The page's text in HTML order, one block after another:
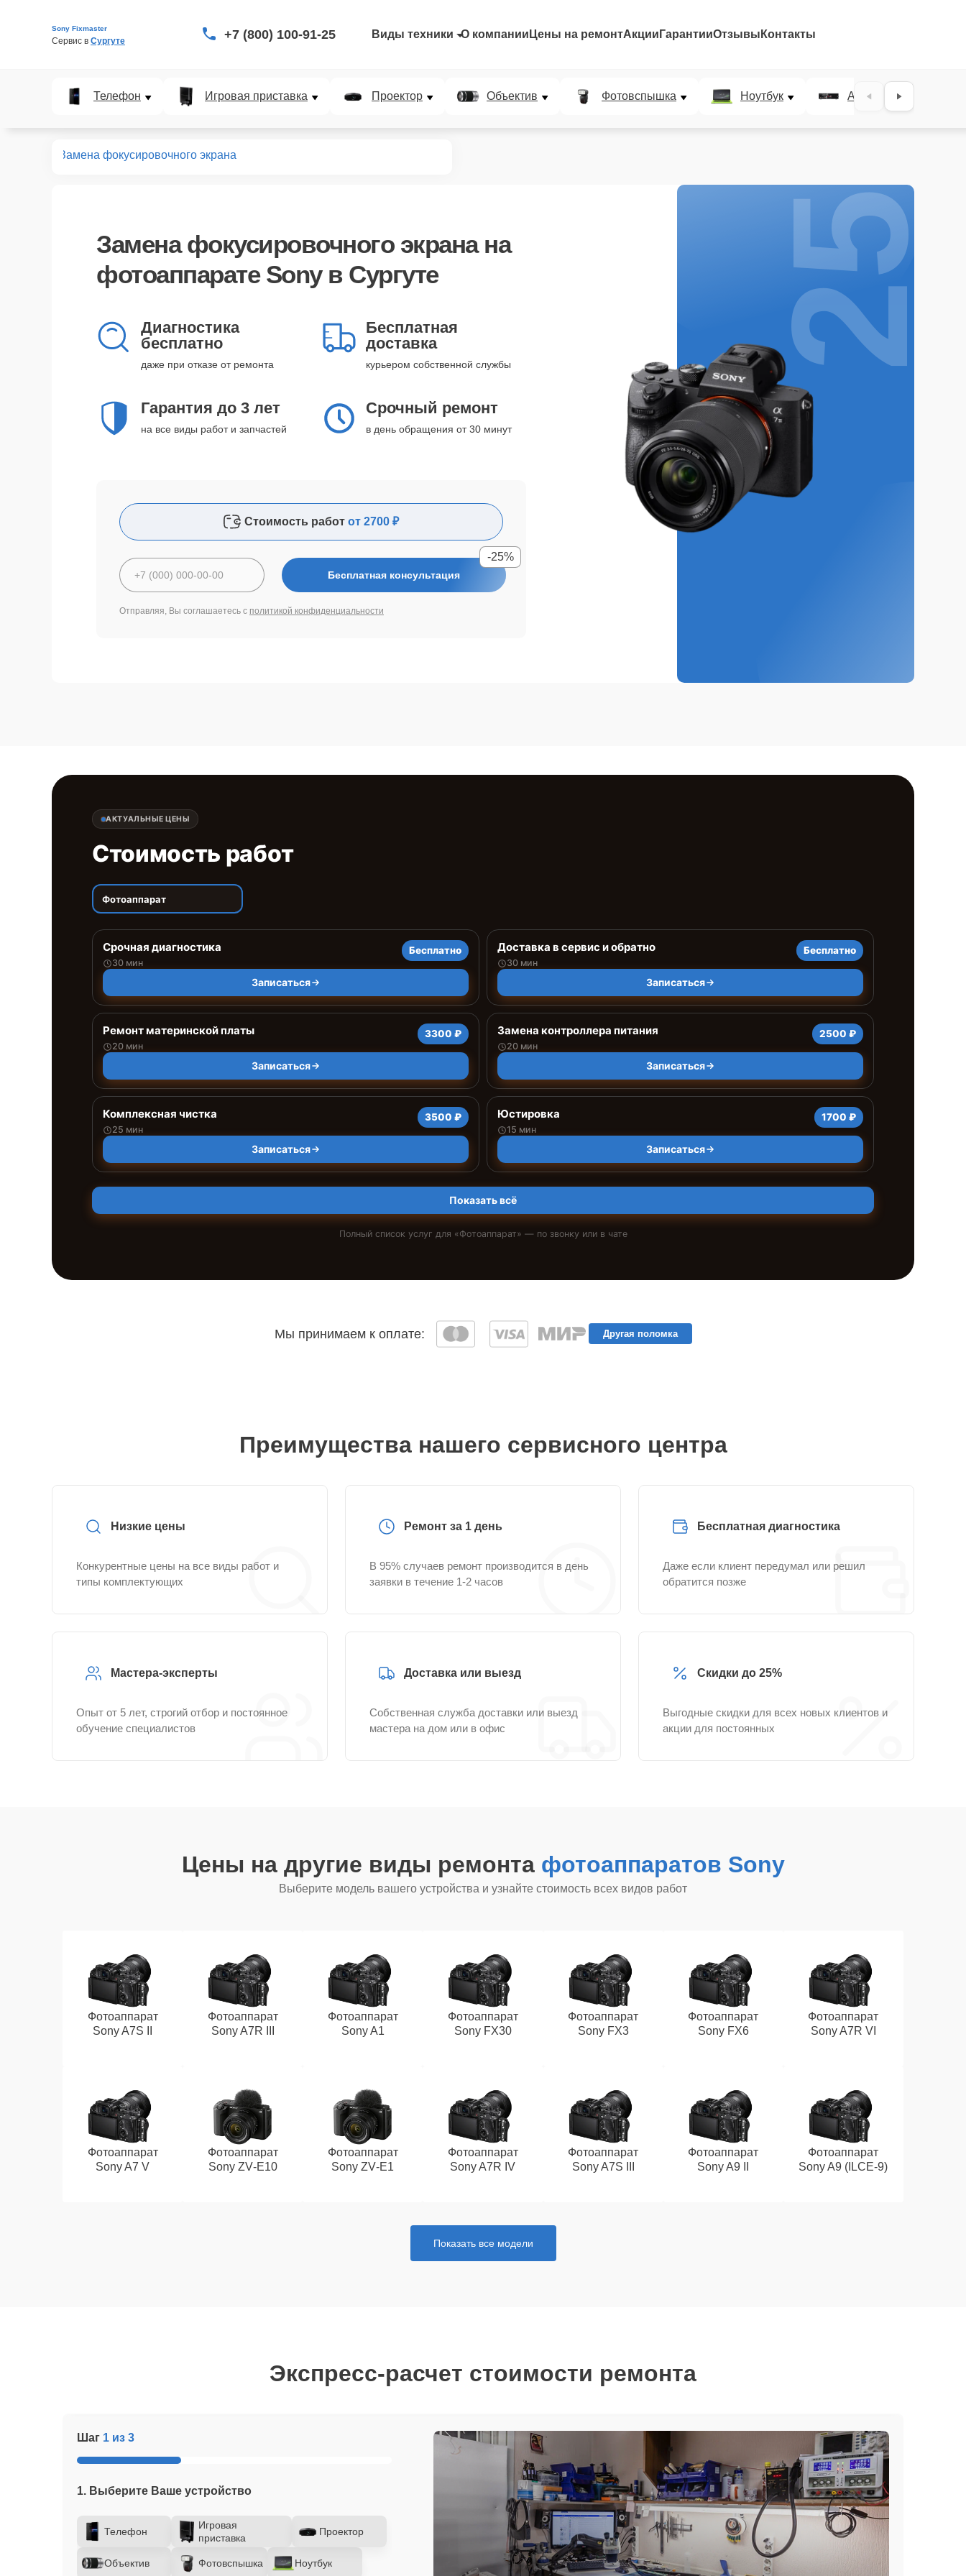
Sony Fixmaster
Сервис в Сургуте +7 (800) 100-91-25 Виды техники О компании Цены на ремонтАкции ГарантииОтзывы Контакты
Телефон Игровая приставка Проектор Объектив Фотовспышка Ноутбук AV-ресивер
Замена фокусировочного экрана
Замена фокусировочного экранана
фотоаппарате Sony в Сургуте
Диагностика
бесплатно
даже при отказе от ремонта
Бесплатная
доставка
курьером собственной службы
Гарантия до 3 лет
на все виды работ и запчастей
Срочный ремонт
в день обращения от 30 минут
Стоимость работ от 2700 ₽
Бесплатная консультация
-25%
Отправляя, Вы соглашаетесь с политикой конфиденциальности
25%
АКТУАЛЬНЫЕ ЦЕНЫ
Стоимость работ
Фотоаппарат
Срочная диагностика
30 мин
Бесплатно
Записаться
Доставка в сервис и обратно
30 мин
Бесплатно
Записаться
Ремонт материнской платы
20 мин
3300 ₽
Записаться
Замена контроллера питания
20 мин
2500 ₽
Записаться
Комплексная чистка
25 мин
3500 ₽
Записаться
Юстировка
15 мин
1700 ₽
Записаться
Показать всё
Полный список услуг для «Фотоаппарат» — по звонку или в чате
Мы принимаем к оплате: Другая поломка
Преимущества нашего сервисного центра
Низкие цены
Конкурентные цены на все виды работ и
типы комплектующих
Ремонт за 1 день
В 95% случаев ремонт производится в день
заявки в течение 1-2 часов
Бесплатная диагностика
Даже если клиент передумал или решил
обратится позже
Мастера-эксперты
Опыт от 5 лет, строгий отбор и постоянное
обучение специалистов
Доставка или выезд
Собственная служба доставки или выезд
мастера на дом или в офис
Скидки до 25%
Выгодные скидки для всех новых клиентов и
акции для постоянных
Цены на другие виды ремонта фотоаппаратов Sony
Выберите модель вашего устройства и узнайте стоимость всех видов работ
Фотоаппарат
Sony A7S II
Фотоаппарат
Sony A7R III
Фотоаппарат
Sony A1
Фотоаппарат
Sony FX30
Фотоаппарат
Sony FX3
Фотоаппарат
Sony FX6
Фотоаппарат
Sony A7R VI
Фотоаппарат
Sony A7 V
Фотоаппарат
Sony ZV‑E10
Фотоаппарат
Sony ZV‑E1
Фотоаппарат
Sony A7R IV
Фотоаппарат
Sony A7S III
Фотоаппарат
Sony A9 II
Фотоаппарат
Sony A9 (ILCE‑9)
Показать все модели
Экспресс-расчет стоимости ремонта
Шаг 1 из 3
1. Выберите Ваше устройство
Телефон
Игровая
приставка
Проектор
Объектив Фотовспышка Ноутбук